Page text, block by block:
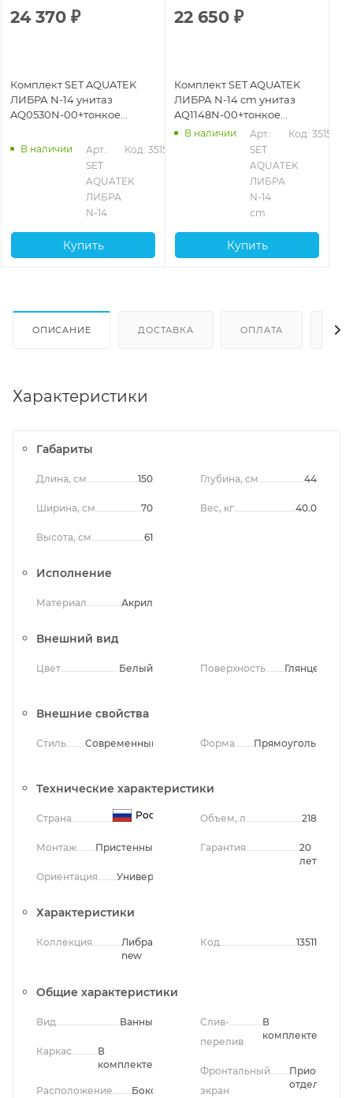
24 370 ₽
Комплект SET AQUATEK
ЛИБРА N-14 унитаз
AQ0530N-00+тонкое
close+инсталляция
В наличии
Арт.:
SET
AQUATEK
ЛИБРА
N-14
Код: 35153
Купить
22 650 ₽
Комплект SET AQUATEK
ЛИБРА N-14 cm унитаз
AQ1148N-00+тонкое
сиденье soft-
close+инсталляция
В наличии
Арт.:
SET
AQUATEK
ЛИБРА
N-14
cm
Код: 35152
Купить
ОПИСАНИЕ ДОСТАВКА ОПЛАТА
Характеристики
Габариты
Длина, см 150
Ширина, см 70
Высота, см 61
Глубина, см 44
Вес, кг 40.0
Исполнение
Материал Акрил
Внешний вид
Цвет Белый Поверхность Глянцевая
Внешние свойства
Стиль Современный Форма Прямоугольная
Технические характеристики
Страна Россия
Монтаж Пристенный
Ориентация Универсальная
Объем, л 218
Гарантия
20
лет
Характеристики
Коллекция
Либра
new
Код 13511
Общие характеристики
Вид Ванны
Каркас
В
комплекте
Расположение
Боковое
Слив-
перелив
В
комплекте
Фронтальный
экран
отдельно